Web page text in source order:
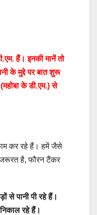
हैं। इनकी मानें तो
के मुद्दे पर बात शुरू
के डी.एम.) से
कर रहे हैं। हमें जैसे
जरूरत है, फौरन टैंकर
से पानी पी रहे हैं।
रहे हैं।